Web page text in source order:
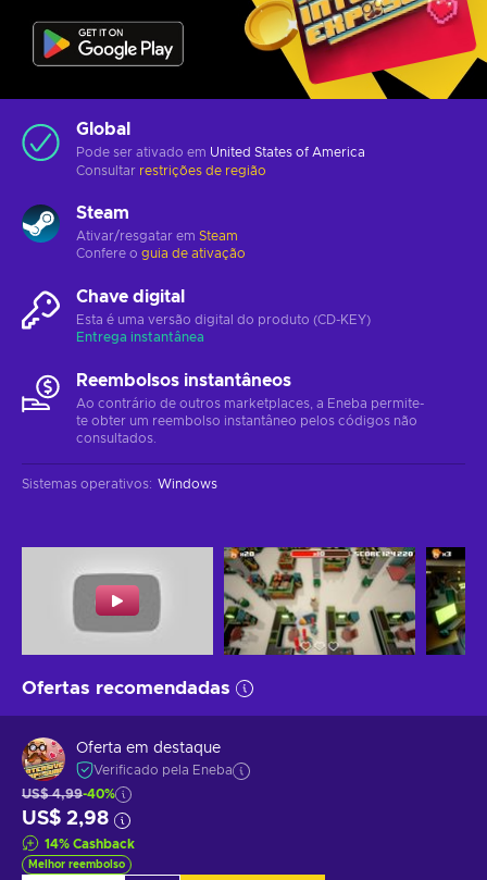
Global
Pode ser ativado em United States of America
Consultar restrições de região
Steam
Ativar/resgatar em Steam
Confere o guia de ativação
Chave digital
Esta é uma versão digital do produto (CD-KEY)
Entrega instantânea
Reembolsos instantâneos
Ao contrário de outros marketplaces, a Eneba permite-
te obter um reembolso instantâneo pelos códigos não
consultados.
Sistemas operativos: Windows
Ofertas recomendadas
Oferta em destaque
Verificado pela Eneba
US$ 4,99-40%
US$ 2,98
14% Cashback
Melhor reembolso